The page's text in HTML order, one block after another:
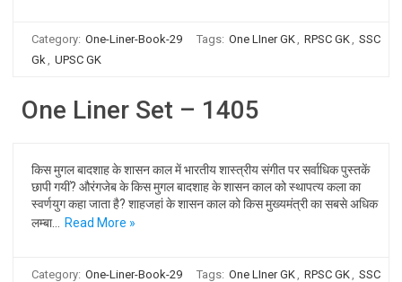
Category: One-Liner-Book-29 Tags: One LIner GK, RPSC GK, SSC
Gk, UPSC GK
One Liner Set – 1405
किस मुगल बादशाह के शासन काल में भारतीय शास्त्रीय संगीत पर सर्वाधिक पुस्तकें
छापी गयीं? औरंगजेब के किस मुगल बादशाह के शासन काल को स्थापत्य कला का
स्वर्णयुग कहा जाता है? शाहजहां के शासन काल को किस मुख्यमंत्री का सबसे अधिक
लम्बा…
Read More »
Category: One-Liner-Book-29 Tags: One LIner GK, RPSC GK, SSC